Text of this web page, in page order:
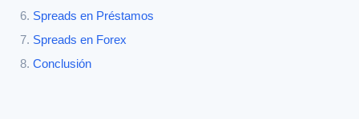
Spreads en Préstamos
Spreads en Forex
Conclusión